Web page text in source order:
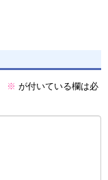
※ が付いている欄は必